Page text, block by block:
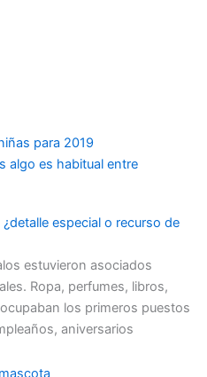
para 2019
algo es habitual entre
especial o recurso de
estuvieron asociados
Ropa, perfumes, libros,
los primeros puestos
aniversarios